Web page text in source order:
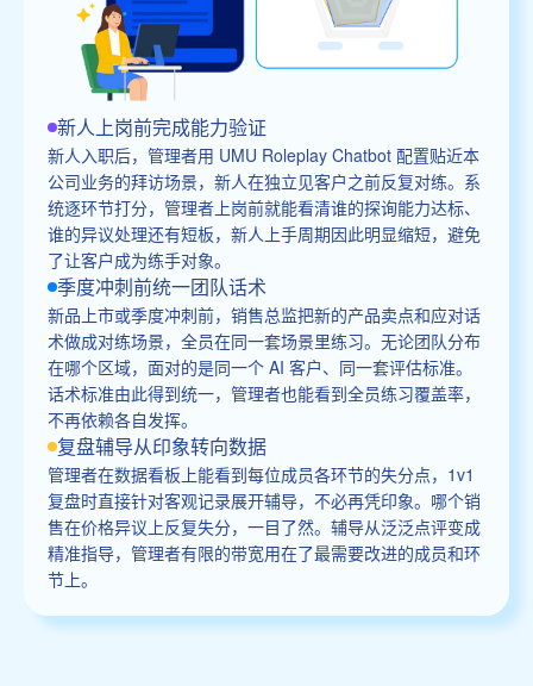
新人上岗前完成能力验证
新人入职后，管理者用 UMU Roleplay Chatbot 配置贴近本
公司业务的拜访场景，新人在独立见客户之前反复对练。系
统逐环节打分，管理者上岗前就能看清谁的探询能力达标、
谁的异议处理还有短板，新人上手周期因此明显缩短，避免
了让客户成为练手对象。
季度冲刺前统一团队话术
新品上市或季度冲刺前，销售总监把新的产品卖点和应对话
术做成对练场景，全员在同一套场景里练习。无论团队分布
在哪个区域，面对的是同一个 AI 客户、同一套评估标准。
话术标准由此得到统一，管理者也能看到全员练习覆盖率，
不再依赖各自发挥。
复盘辅导从印象转向数据
管理者在数据看板上能看到每位成员各环节的失分点，1v1
复盘时直接针对客观记录展开辅导，不必再凭印象。哪个销
售在价格异议上反复失分，一目了然。辅导从泛泛点评变成
精准指导，管理者有限的带宽用在了最需要改进的成员和环
节上。